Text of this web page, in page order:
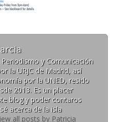
Periodismo y Comunicación
la URJC de Madrid, así
por la UNED, resido
2013. Es un placer
blog y poder contaros
acerca de la isla
all posts by Patricia